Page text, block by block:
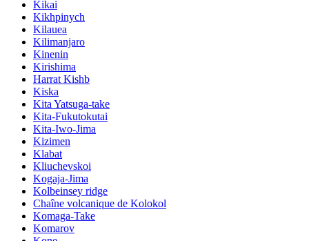
Kikai
Kikhpinych
Kilauea
Kilimanjaro
Kinenin
Kirishima
Harrat Kishb
Kiska
Kita Yatsuga-take
Kita-Fukutokutai
Kita-Iwo-Jima
Kizimen
Klabat
Kliuchevskoi
Kogaja-Jima
Kolbeinsey ridge
Chaîne volcanique de Kolokol
Komaga-Take
Komarov